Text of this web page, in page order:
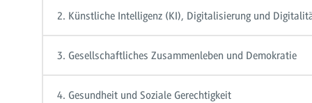
2. Künstliche Intelligenz (KI), Digitalisierung und
3. Gesellschaftliches Zusammenleben und Demokratie
4. Gesundheit und Soziale Gerechtigkeit